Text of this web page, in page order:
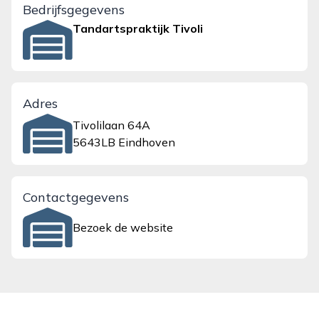
Bedrijfsgegevens
Tandartspraktijk Tivoli
Adres
Tivolilaan 64A
5643LB Eindhoven
Contactgegevens
Bezoek de website